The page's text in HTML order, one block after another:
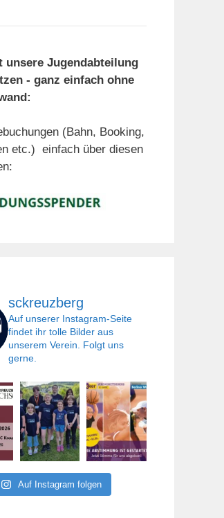
unsere Jugendabteilung
- ganz einfach ohne
(Bahn, Booking,
etc.) einfach über diesen
sckreuzberg
Auf unserer Instagram-Seite
findet ihr tolle Bilder aus
unserem Verein. Folgt uns
gerne.
Auf Instagram folgen